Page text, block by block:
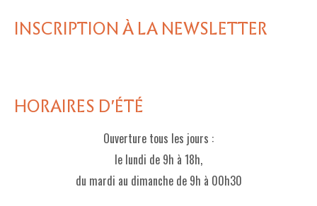
INSCRIPTION À LA NEWSLETTER
HORAIRES D'ÉTÉ
Ouverture tous les jours :
le lundi de 9h à 18h,
du mardi au dimanche de 9h à 00h30